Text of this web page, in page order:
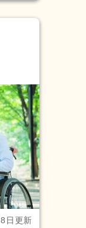
日更新